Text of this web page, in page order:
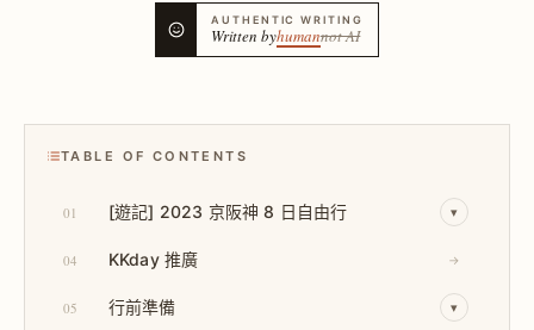
AUTHENTIC WRITING
Written byhumannot AI
TABLE OF CONTENTS
01 [遊記] 2023 京阪神 8 日自由行 ▾
04 KKday 推廣 →
05 行前準備 ▾